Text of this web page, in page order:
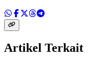
Artikel Terkait